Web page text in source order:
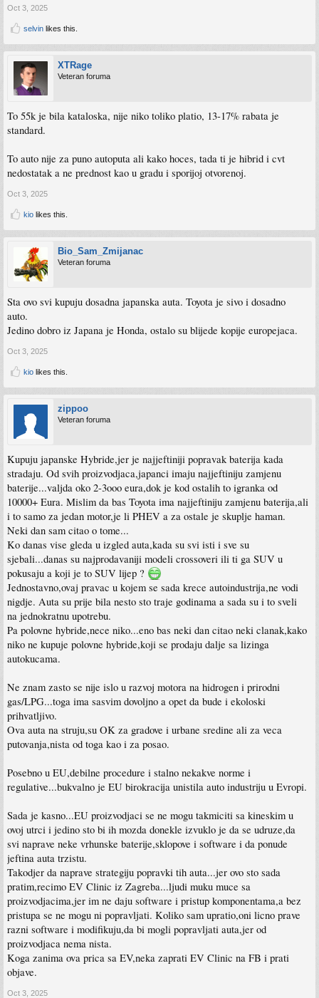
Oct 3, 2025
selvin likes this.
XTRage
Veteran foruma
To 55k je bila kataloska, nije niko toliko platio, 13-17% rabata je
standard.
To auto nije za puno autoputa ali kako hoces, tada ti je hibrid i cvt
nedostatak a ne prednost kao u gradu i sporijoj otvorenoj.
Oct 3, 2025
kio likes this.
Bio_Sam_Zmijanac
Veteran foruma
Sta ovo svi kupuju dosadna japanska auta. Toyota je sivo i dosadno
auto.
Jedino dobro iz Japana je Honda, ostalo su blijede kopije europejaca.
Oct 3, 2025
kio likes this.
zippoo
Veteran foruma
Kupuju japanske Hybride,jer je najjeftiniji popravak baterija kada
stradaju. Od svih proizvodjaca,japanci imaju najjeftiniju zamjenu
baterije...valjda oko 2-3ooo eura,dok je kod ostalih to igranka od
10000+ Eura. Mislim da bas Toyota ima najjeftiniju zamjenu baterija,ali
i to samo za jedan motor,je li PHEV a za ostale je skuplje haman.
Neki dan sam citao o tome...
Ko danas vise gleda u izgled auta,kada su svi isti i sve su
sjebali...danas su najprodavaniji modeli crossoveri ili ti ga SUV u
pokusaju a koji je to SUV lijep ?
Jednostavno,ovaj pravac u kojem se sada krece autoindustrija,ne vodi
nigdje. Auta su prije bila nesto sto traje godinama a sada su i to sveli
na jednokratnu upotrebu.
Pa polovne hybride,nece niko...eno bas neki dan citao neki clanak,kako
niko ne kupuje polovne hybride,koji se prodaju dalje sa lizinga
autokucama.
Ne znam zasto se nije islo u razvoj motora na hidrogen i prirodni
gas/LPG...toga ima sasvim dovoljno a opet da bude i ekoloski
prihvatljivo.
Ova auta na struju,su OK za gradove i urbane sredine ali za veca
putovanja,nista od toga kao i za posao.
Posebno u EU,debilne procedure i stalno nekakve norme i
regulative...bukvalno je EU birokracija unistila auto industriju u Evropi.
Sada je kasno...EU proizvodjaci se ne mogu takmiciti sa kineskim u
ovoj utrci i jedino sto bi ih mozda donekle izvuklo je da se udruze,da
svi naprave neke vrhunske baterije,sklopove i software i da ponude
jeftina auta trzistu.
Takodjer da naprave strategiju popravki tih auta...jer ovo sto sada
pratim,recimo EV Clinic iz Zagreba...ljudi muku muce sa
proizvodjacima,jer im ne daju software i pristup komponentama,a bez
pristupa se ne mogu ni popravljati. Koliko sam upratio,oni licno prave
razni software i modifikuju,da bi mogli popravljati auta,jer od
proizvodjaca nema nista.
Koga zanima ova prica sa EV,neka zaprati EV Clinic na FB i prati
objave.
Oct 3, 2025